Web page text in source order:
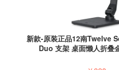
新款-原装正品12南Twelve
Duo 支架 桌面懒人折叠